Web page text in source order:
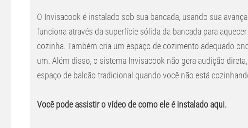
O Invisacook é instalado sob sua bancada, usando sua
funciona através da superfície sólida da bancada para
cozinha. Também cria um espaço de cozimento adequado
um. Além disso, o sistema Invisacook não gera audição
espaço de balcão tradicional quando você não está
Você pode assistir o vídeo de como ele é instalado aqui.